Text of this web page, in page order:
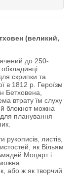
(великий,
до 250-
скрипки та
в 1812 р. Героїзм
Бетховена,
втрату їм слуху
блокнот можна
для планування
рукописів, листів,
як Вільям
Моцарт і
або ж як творчий